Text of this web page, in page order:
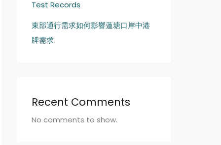
Test Records
東部通行需求如何影響蓮塘口岸中港
牌需求
Recent Comments
No comments to show.